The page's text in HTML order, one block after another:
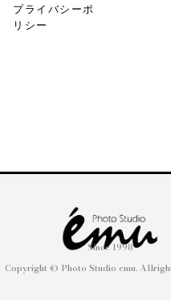
プライバシーポ
リシー
Since 1998
Copyright © Photo Studio emu.